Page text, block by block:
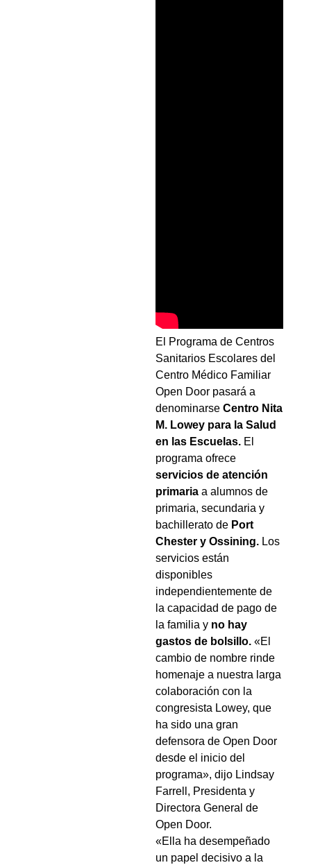
El Programa de Centros
Sanitarios Escolares del
Centro Médico Familiar
Open Door pasará a
denominarse Centro Nita
M. Lowey para la Salud
en las Escuelas. El
programa ofrece
servicios de atención
primaria a alumnos de
primaria, secundaria y
bachillerato de Port
Chester y Ossining. Los
servicios están
disponibles
independientemente de
la capacidad de pago de
la familia y no hay
gastos de bolsillo. «El
cambio de nombre rinde
homenaje a nuestra larga
colaboración con la
congresista Lowey, que
ha sido una gran
defensora de Open Door
desde el inicio del
programa», dijo Lindsay
Farrell, Presidenta y
Directora General de
Open Door.
«Ella ha desempeñado
un papel decisivo a la